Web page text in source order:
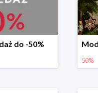
do -50%
50%